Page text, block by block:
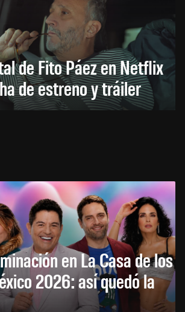
de Fito Páez en Netflix
de estreno y tráiler
en La Casa de los
2026: así quedó la